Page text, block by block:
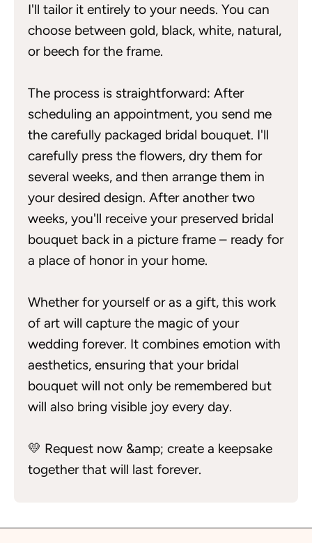
I'll tailor it entirely to your needs. You can
choose between gold, black, white, natural,
or beech for the frame.
The process is straightforward: After
scheduling an appointment, you send me
the carefully packaged bridal bouquet. I'll
carefully press the flowers, dry them for
several weeks, and then arrange them in
your desired design. After another two
weeks, you'll receive your preserved bridal
bouquet back in a picture frame – ready for
a place of honor in your home.
Whether for yourself or as a gift, this work
of art will capture the magic of your
wedding forever. It combines emotion with
aesthetics, ensuring that your bridal
bouquet will not only be remembered but
will also bring visible joy every day.
💛 Request now &amp; create a keepsake
together that will last forever.